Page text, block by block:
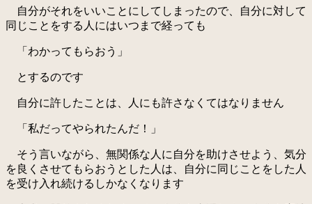
自分がそれをいいことにしてしまったので、自分に対して
同じことをする人にはいつまで経っても
「わかってもらおう」
とするのです
自分に許したことは、人にも許さなくてはなりません
「私だってやられたんだ！」
そう言いながら、無関係な人に自分を助けさせよう、気分
を良くさせてもらおうとした人は、自分に同じことをした人
を受け入れ続けるしかなくなります